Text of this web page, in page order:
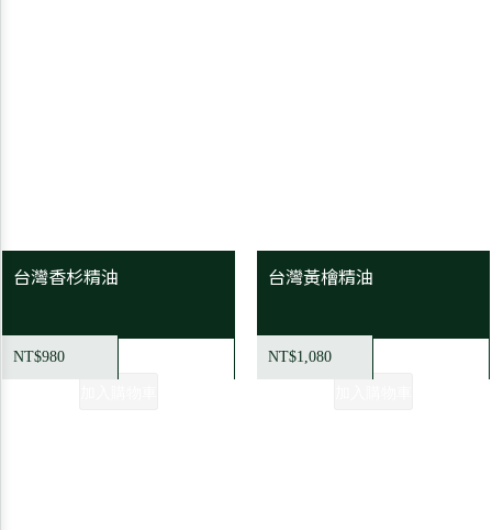
台灣香杉精油
NT$980
台灣黃檜精油
NT$1,080